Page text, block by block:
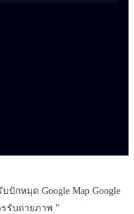
ปักหมุด Google Map Google
รรับถ่ายภาพ "